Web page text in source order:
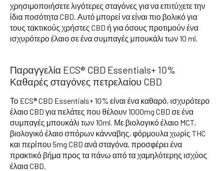
χρησιμοποιήσετε λιγότερες σταγόνες για να επιτύχετε την
ίδια ποσότητα CBD. Αυτό μπορεί να είναι πιο βολικό για
τους τακτικούς χρήστες CBD ή για όσους προτιμούν ένα
ισχυρότερο έλαιο σε ένα συμπαγές μπουκάλι των 10 ml.
Παραγγελία ECS® CBD Essentials+ 10%
Καθαρές σταγόνες πετρελαίου CBD
Το ECS® CBD Essentials+ 10% είναι ένα καθαρό, ισχυρότερο
έλαιο CBD για πελάτες που θέλουν 1000mg CBD σε ένα
συμπαγές μπουκάλι των 10ml. Με βιολογικό έλαιο MCT,
βιολογικό έλαιο σπόρων κάνναβης, φόρμουλα χωρίς THC
και περίπου 5mg CBD ανά σταγόνα, προσφέρει ένα
πρακτικό βήμα προς τα πάνω από τα χαμηλότερης ισχύος
έλαια CBD.